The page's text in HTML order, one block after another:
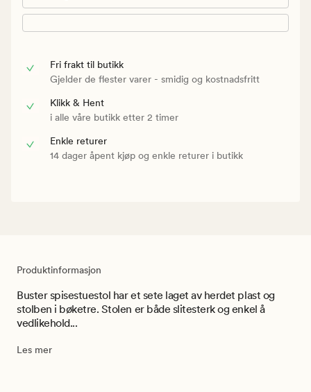
Fri frakt til butikk
Gjelder de flester varer - smidig og kostnadsfritt
Klikk & Hent
i alle våre butikk etter 2 timer
Enkle returer
14 dager åpent kjøp og enkle returer i butikk
Produktinformasjon
Buster spisestuestol har et sete laget av herdet plast og
stolben i bøketre. Stolen er både slitesterk og enkel å
vedlikehold...
Les mer